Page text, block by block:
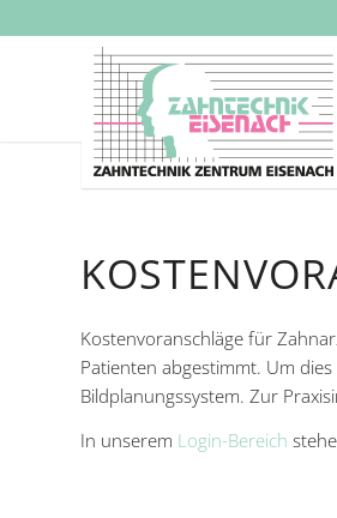
Kostenvoranschläge für
Patienten abgestimmt. Um
Bildplanungssystem. Zur
In unserem Login-Bereich